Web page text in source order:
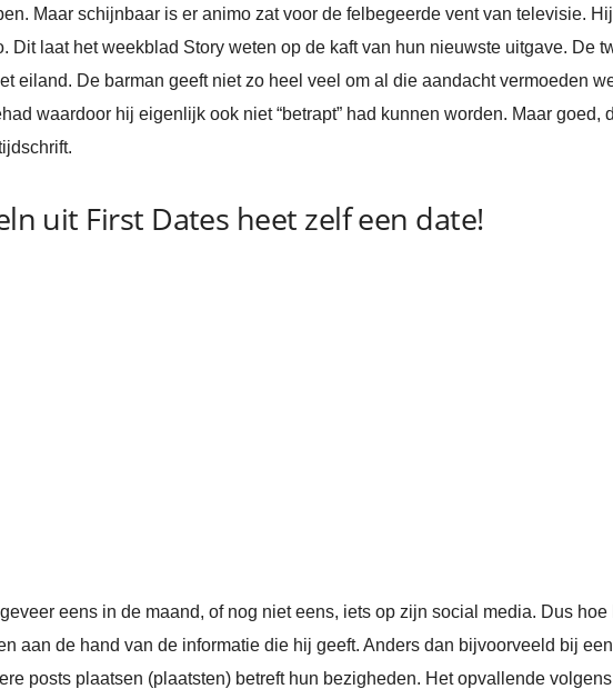
Maar schijnbaar is er animo zat voor de felbegeerde vent van televisie.
Dit laat het weekblad Story weten op de kaft van hun nieuwste uitgave. De
eiland. De barman geeft niet zo heel veel om al die aandacht vermoeden
waardoor hij eigenlijk ook niet “betrapt” had kunnen worden. Maar
uit First Dates heet zelf een date!
eens in de maand, of nog niet eens, iets op zijn social media. Dus
aan de hand van de informatie die hij geeft. Anders dan bijvoorveeld bij
posts plaatsen (plaatsten) betreft hun bezigheden. Het opvallende